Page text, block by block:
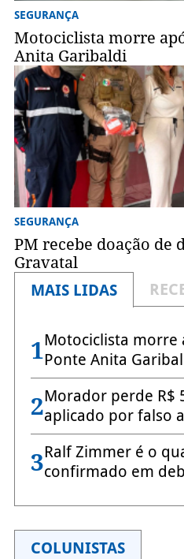
SEGURANÇA
Motociclista morre
Anita Garibaldi
SEGURANÇA
PM recebe doação de
Gravatal
MAIS LIDAS
1Motociclista morre
Ponte Anita
2Morador perde R$
aplicado por falso
3Ralf Zimmer é o
confirmado em
COLUNISTAS